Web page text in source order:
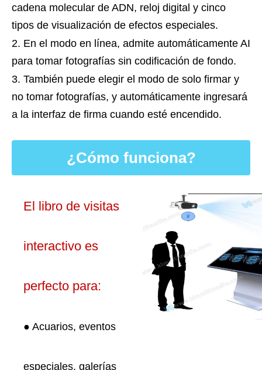
cadena molecular de ADN, reloj digital y cinco
tipos de visualización de efectos especiales.
2. En el modo en línea, admite automáticamente AI
para tomar fotografías sin codificación de fondo.
3. También puede elegir el modo de solo firmar y
no tomar fotografías, y automáticamente ingresará
a la interfaz de firma cuando esté encendido.
¿Cómo funciona?
El libro de visitas
interactivo es
perfecto para:
● Acuarios, eventos
especiales, galerías